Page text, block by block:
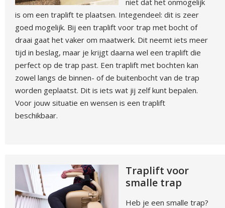
niet dat het onmogelijk
is om een traplift te plaatsen. Integendeel: dit is zeer
goed mogelijk. Bij een traplift voor trap met bocht of
draai gaat het vaker om maatwerk. Dit neemt iets meer
tijd in beslag, maar je krijgt daarna wel een traplift die
perfect op de trap past. Een traplift met bochten kan
zowel langs de binnen- of de buitenbocht van de trap
worden geplaatst. Dit is iets wat jij zelf kunt bepalen.
Voor jouw situatie en wensen is een traplift
beschikbaar.
Traplift voor
smalle trap
Heb je een smalle trap?